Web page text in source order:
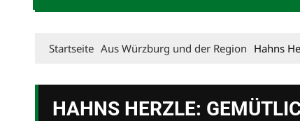
Startseite Aus Würzburg und der Region Hahns
HAHNS HERZLE: